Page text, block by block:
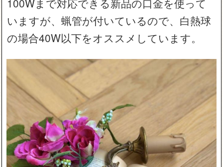
いますが、蝋管が付いているので、白熱球
の場合40W以下をオススメしています。